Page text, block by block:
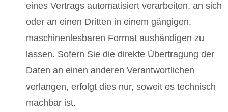
eines Vertrags automatisiert verarbeiten, an sich
oder an einen Dritten in einem gängigen,
maschinenlesbaren Format aushändigen zu
lassen. Sofern Sie die direkte Übertragung der
Daten an einen anderen Verantwortlichen
verlangen, erfolgt dies nur, soweit es technisch
machbar ist.